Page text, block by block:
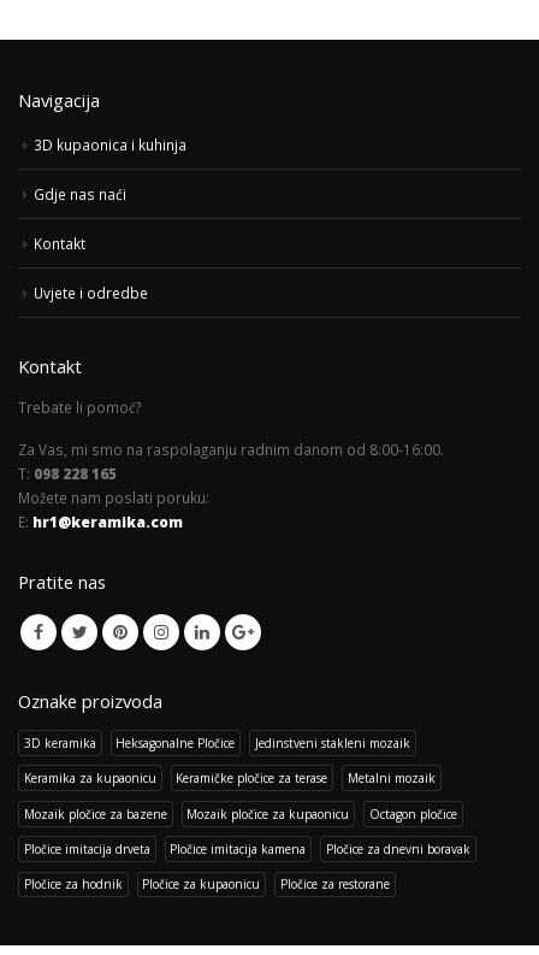
Navigacija
3D kupaonica i kuhinja
Gdje nas naći
Kontakt
Uvjete i odredbe
Kontakt
Trebate li pomoć?
Za Vas, mi smo na raspolaganju radnim danom od 8:00-16:00.
T: 098 228 165
Možete nam poslati poruku:
E: hr1@keramika.com
Pratite nas
Oznake proizvoda
3D keramika Heksagonalne Pločice Jedinstveni stakleni mozaik
Keramika za kupaonicu Keramičke pločice za terase Metalni mozaik
Mozaik pločice za bazene Mozaik pločice za kupaonicu Octagon pločice
Pločice imitacija drveta Pločice imitacija kamena Pločice za dnevni boravak
Pločice za hodnik Pločice za kupaonicu Pločice za restorane